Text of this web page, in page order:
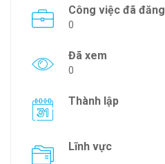
Công việc đã đăng
0
Đã xem
0
Thành lập
Lĩnh vực